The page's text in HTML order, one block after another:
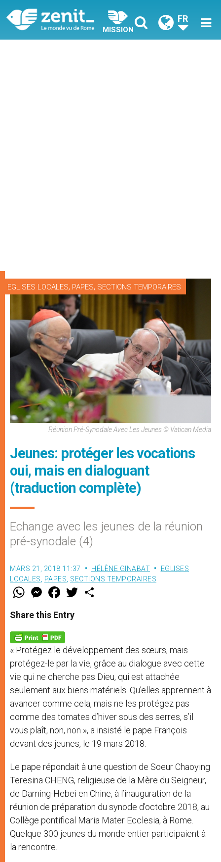
MISSION
FR
EGLISES LOCALES, PAPES, SECTIONS TEMPORAIRES
Réunion Pré-Synodale Avec Les Jeunes © Vatican Media
Jeunes: protéger les vocations
oui, mais en dialoguant
(traduction complète)
Echange avec les jeunes de la réunion
pré-synodale (4)
MARS 21, 2018 11:37 HÉLÈNE GINABAT
EGLISES
LOCALES
PAPES SECTIONS TEMPORAIRES
W
t
s
p
p
M
e
s
e
g
e
r
F
a
e
b
o
k
w
Share this Entry
« Protégez le développement des sœurs, mais
protégez-le par la vie, grâce au dialogue avec cette
vie qui ne cherche pas Dieu, qui est attachée
seulement aux biens matériels. Qu’elles apprennent à
avancer comme cela, mais ne les protégez pas
comme des tomates d’hiver sous des serres, s’il
vous plaît, non, non », a insisté le pape François
devant des jeunes, le 19 mars 2018.
Le pape répondait à une question de Soeur Chaoying
Teresina CHENG, religieuse de la Mère du Seigneur,
de Daming-Hebei en Chine, à l’inauguration de la
réunion de préparation du synode d’octobre 2018, au
Collège pontifical Maria Mater Ecclesia, à Rome.
Quelque 300 jeunes du monde entier participaient à
la rencontre.